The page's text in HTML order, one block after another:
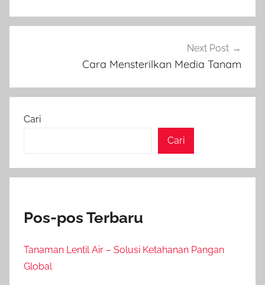
Next Post
Cara Mensterilkan Media Tanam
Cari
Cari
Pos-pos Terbaru
Tanaman Lentil Air – Solusi Ketahanan Pangan
Global